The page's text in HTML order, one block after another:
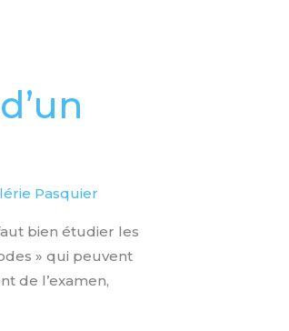
Pasquier
bien étudier les
» qui peuvent
de l’examen,